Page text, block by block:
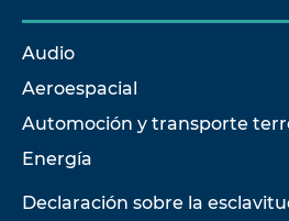
Audio
Aeroespacial
Automoción y transporte
Energía
Declaración sobre la